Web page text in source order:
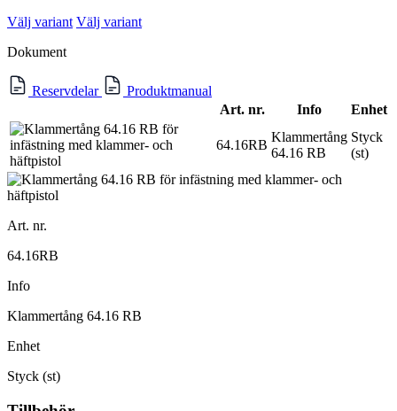
Välj variant Välj variant
Dokument
Reservdelar
Produktmanual
Art. nr.
Info Enhet
64.16RB
Klammertång
64.16 RB
Styck
(st)
Art. nr.
64.16RB
Info
Klammertång 64.16 RB
Enhet
Styck (st)